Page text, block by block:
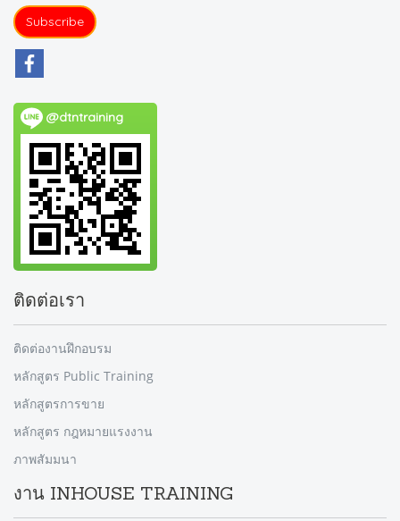
Subscribe
@dtntraining
ติดต่อเรา
ติดต่องานฝึกอบรม
หลักสูตร Public Training
หลักสูตรการขาย
หลักสูตร กฎหมายแรงงาน
ภาพสัมมนา
งาน INHOUSE TRAINING